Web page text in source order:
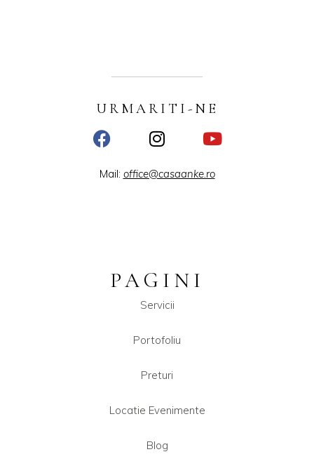
URMARITI-NE
Mail: office@casaanke.ro
PAGINI
Servicii
Portofoliu
Preturi
Locatie Evenimente
Blog